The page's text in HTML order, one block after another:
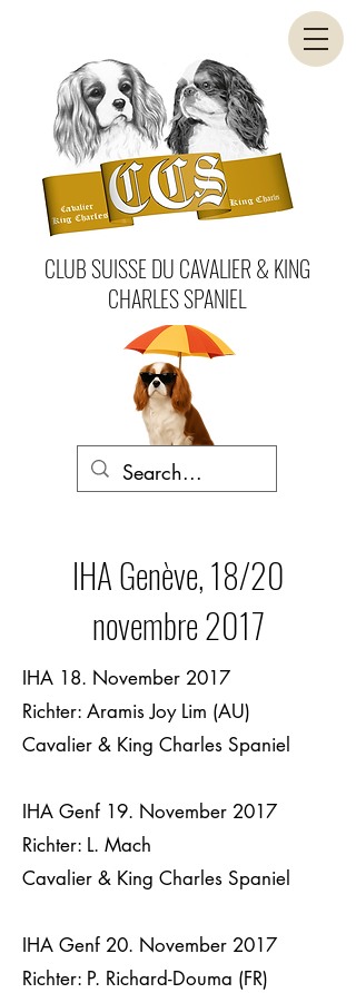
CLUB SUISSE DU CAVALIER & KING
CHARLES SPANIEL
IHA Genève, 18/20
novembre 2017
IHA 18. November 2017
Richter: Aramis Joy Lim (AU)
Cavalier & King Charles Spaniel
IHA Genf 19. November 2017
Richter: L. Mach
Cavalier & King Charles Spaniel
IHA Genf 20. November 2017
Richter: P. Richard-Douma (FR)